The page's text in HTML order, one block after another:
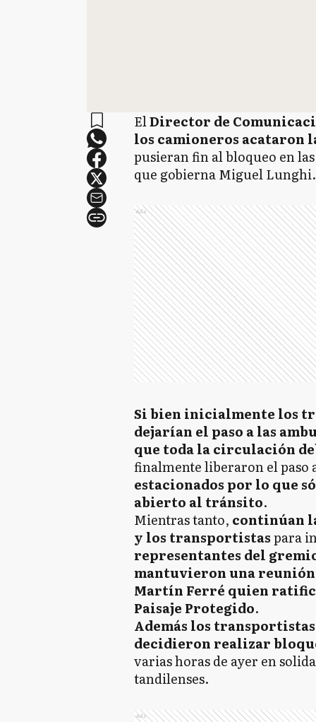
ElDirector de
los camioneros acataron
pusieran fin al bloqueo en
que gobierna Miguel Lunghi.
Ads
Si bien inicialmente los
dejarían el paso a las
que toda la circulación
finalmente liberaron el paso
estacionados por lo que
abierto al tránsito.
Mientras tanto, continúan
y los transportistaspara
representantes del
mantuvieron una
Martín Ferré quien
Paisaje Protegido.
Además los
decidieron realizar
varias horas de ayer en
tandilenses.
Ads